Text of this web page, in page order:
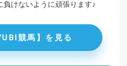
負けないように頑張ります♪
競馬】を見る